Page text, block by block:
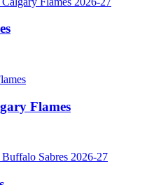
Flames